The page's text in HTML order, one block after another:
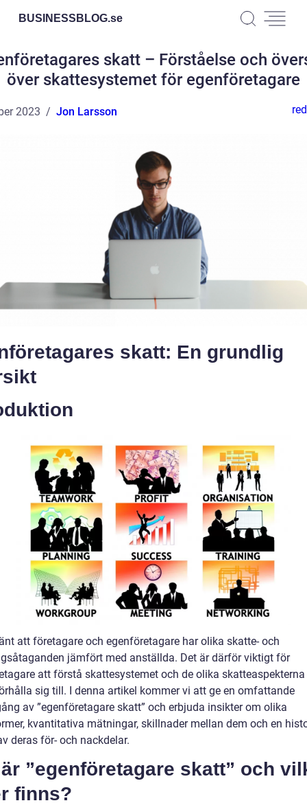
BUSINESSBLOG.se
skatt – Förståelse och
över skattesystemet för egenföretagare
2023 Jon Larsson
skatt: En grundlig
att företagare och egenföretagare har olika skatte- och
jämfört med anställda. Det är därför viktigt för
att förstå skattesystemet och de olika skatteaspekterna
sig till. I denna artikel kommer vi att ge en omfattande
av ”egenföretagare skatt” och erbjuda insikter om olika
kvantitativa mätningar, skillnader mellan dem och en
deras för- och nackdelar.
”egenföretagare skatt” och
finns?